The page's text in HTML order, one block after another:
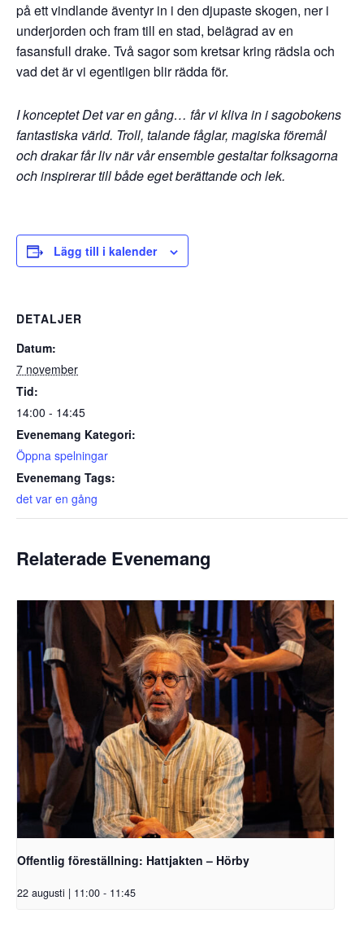
på ett vindlande äventyr in i den djupaste skogen, ner i
underjorden och fram till en stad, belägrad av en
fasansfull drake. Två sagor som kretsar kring rädsla och
vad det är vi egentligen blir rädda för.
I konceptet Det var en gång… får vi kliva in i sagobokens
fantastiska värld. Troll, talande fåglar, magiska föremål
och drakar får liv när vår ensemble gestaltar folksagorna
ochinspirerar till både eget berättande och lek.
Lägg till i kalender
DETALJER
Datum:
7 november
Tid:
14:00 - 14:45
Evenemang Kategori:
Öppna spelningar
Evenemang Tags:
det var en gång
Relaterade Evenemang
Offentlig föreställning: Hattjakten – Hörby
22 augusti | 11:00 - 11:45